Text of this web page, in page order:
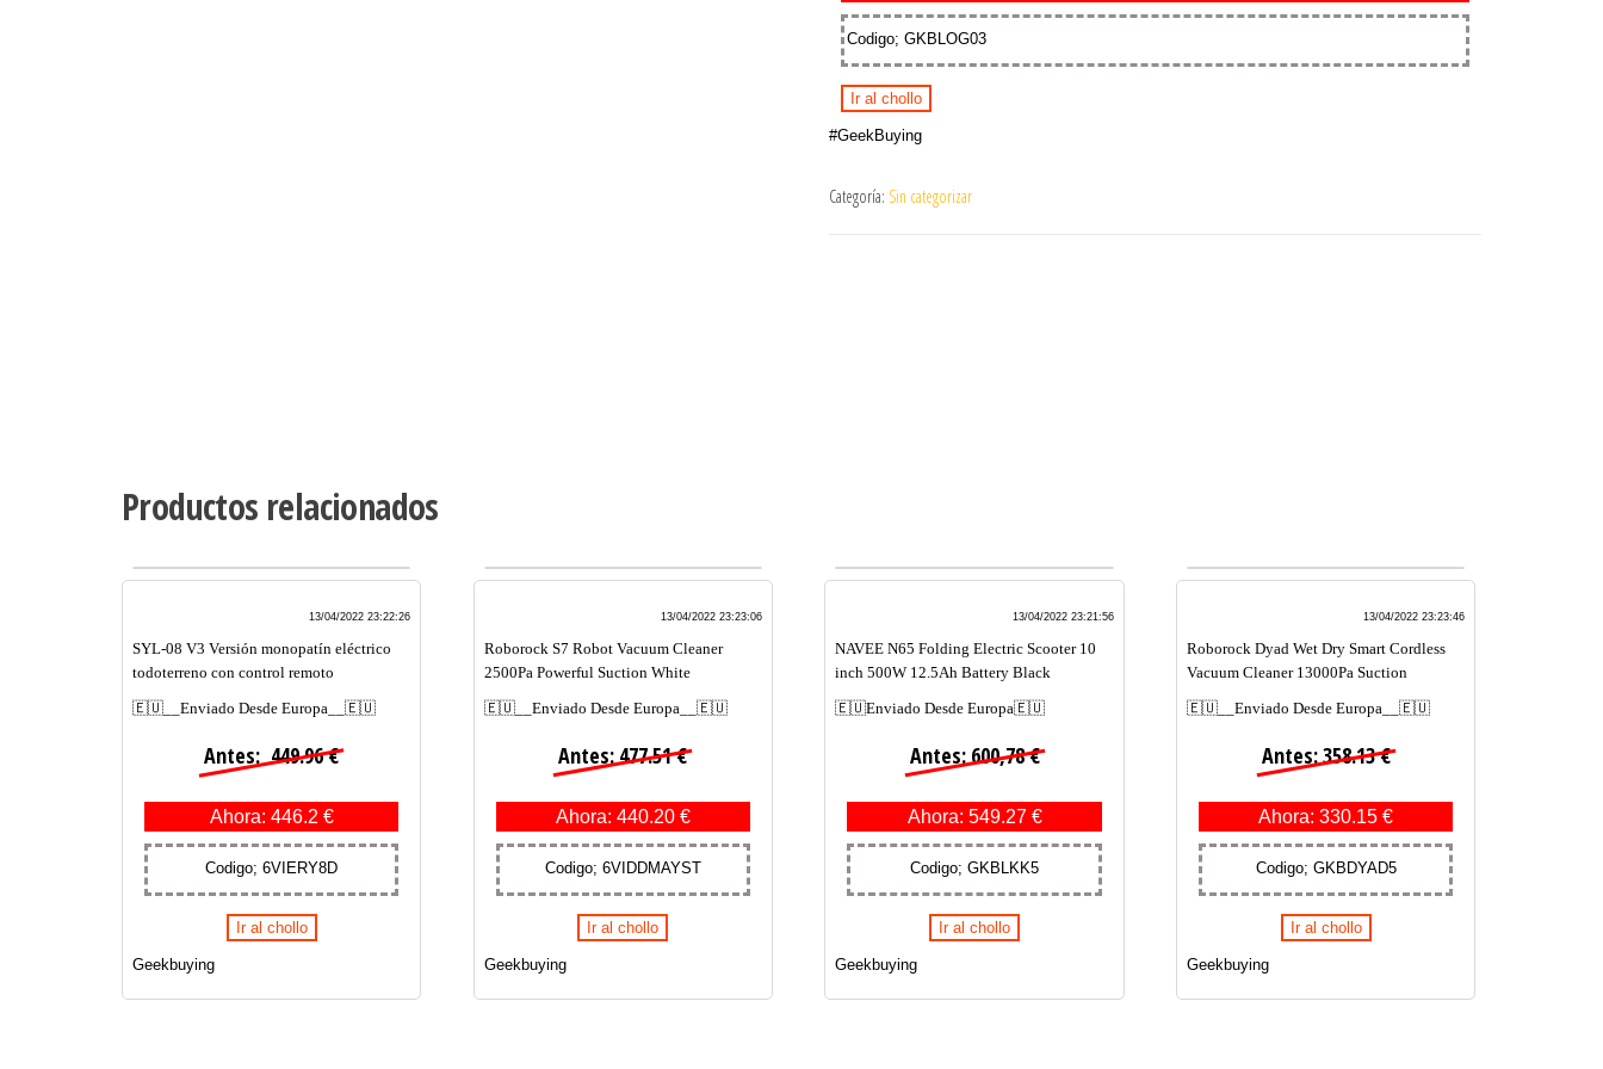
Codigo; GKBLOG03
Ir al chollo
#GeekBuying
Categoría: Sin categorizar
Productos relacionados
13/04/2022 23:22:26
SYL-08 V3 Versión monopatín eléctrico
todoterreno con control remoto
🇪🇺__Enviado Desde Europa__🇪🇺
Antes: 449.96 €
Ahora: 446.2 €
Codigo; 6VIERY8D
Ir al chollo
Geekbuying
13/04/2022 23:23:06
Roborock S7 Robot Vacuum Cleaner
2500Pa Powerful Suction White
🇪🇺__Enviado Desde Europa__🇪🇺
Antes: 477.51 €
Ahora: 440.20 €
Codigo; 6VIDDMAYST
Ir al chollo
Geekbuying
13/04/2022 23:21:56
NAVEE N65 Folding Electric Scooter 10
inch 500W 12.5Ah Battery Black
🇪🇺Enviado Desde Europa🇪🇺
Antes: 600,78 €
Ahora: 549.27 €
Codigo; GKBLKK5
Ir al chollo
Geekbuying
13/04/2022 23:23:46
Roborock Dyad Wet Dry Smart Cordless
Vacuum Cleaner 13000Pa Suction
🇪🇺__Enviado Desde Europa__🇪🇺
Antes: 358.13 €
Ahora: 330.15 €
Codigo; GKBDYAD5
Ir al chollo
Geekbuying